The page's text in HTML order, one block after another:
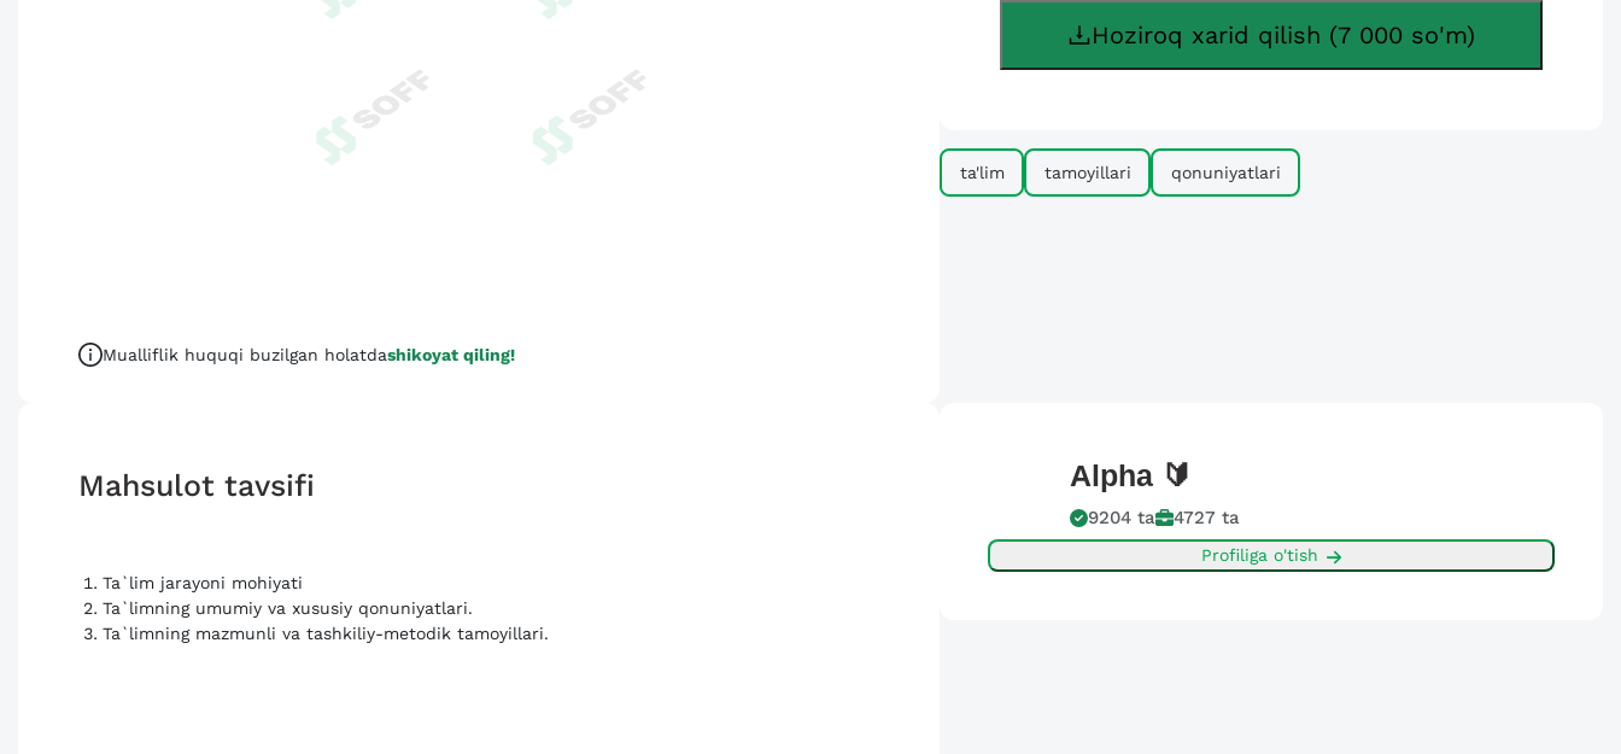
Mualliflik huquqi buzilgan holatdashikoyat qiling!
Hoziroq xarid qilish (7 000 so'm)
ta'lim tamoyillari qonuniyatlari
Mahsulot tavsifi
Ta`lim jarayoni mohiyati
Ta`limning umumiy va xususiy qonuniyatlari.
Ta`limning mazmunli va tashkiliy-metodik tamoyillari.
Alpha 🔰
9204 ta 4727 ta
Profiliga o'tish